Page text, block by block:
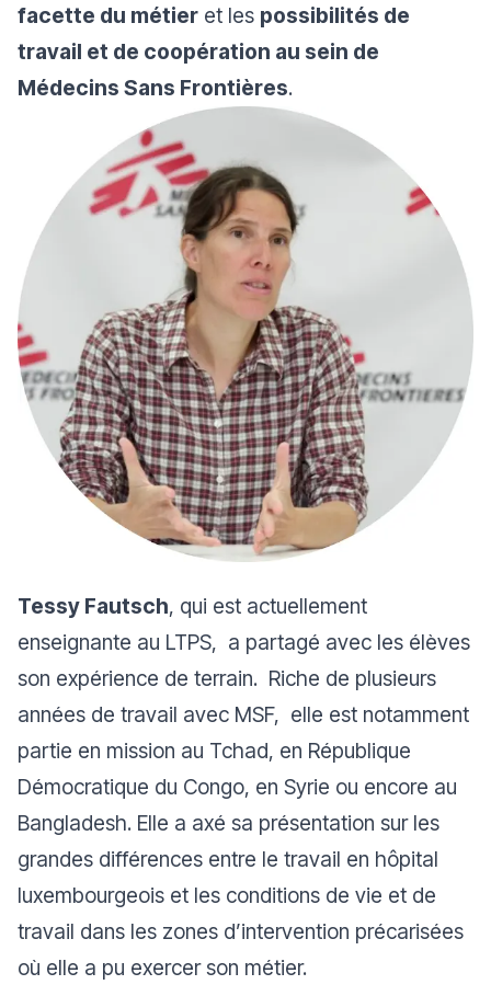
facette du métier et les possibilités de
travail et de coopération au sein de
Médecins Sans Frontières.
Tessy Fautsch, qui est actuellement
enseignante au LTPS, a partagé avec les élèves
son expérience de terrain. Riche de plusieurs
années de travail avec MSF, elle est notamment
partie en mission au Tchad, en République
Démocratique du Congo, en Syrie ou encore au
Bangladesh. Elle a axé sa présentation sur les
grandes différences entre le travail en hôpital
luxembourgeois et les conditions de vie et de
travail dans les zones d’intervention précarisées
où elle a pu exercer son métier.